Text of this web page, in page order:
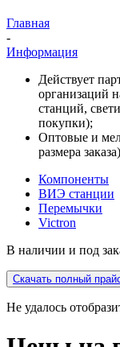
Главная
-
Информация
Действует
организаций
станций,
покупки);
Оптовые и
размера
Компоненты
ВИЭ станции
Перемычки
Victron
В наличии и под
Скачать полный
Не удалось